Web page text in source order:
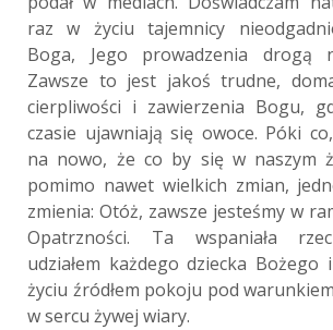
raz w życiu tajemnicy
Boga, Jego prowadzenia drogą
Zawsze to jest jakoś trudne,
cierpliwości i zawierzenia Bogu,
czasie ujawniają się owoce. Póki co,
na nowo, że co by się w naszym
pomimo nawet wielkich zmian,
zmienia: Otóż, zawsze jesteśmy w
Opatrzności. Ta wspaniała
udziałem każdego dziecka
życiu źródłem pokoju pod
w sercu żywej wiary.